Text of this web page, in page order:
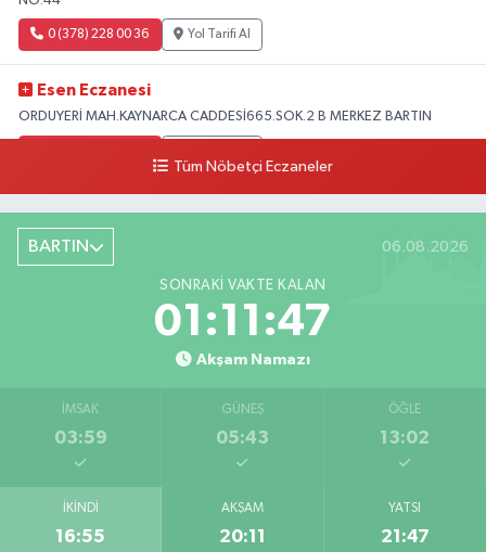
0 (378) 228 00 36 Yol Tarifi Al
Esen Eczanesi
ORDUYERİ MAH.KAYNARCA CADDESİ665.SOK.2 B MERKEZ BARTIN
Şiremirçavuş Mahallesi, Kırıkçı Zeliha Ana Sokak No:20 8 Merkez Bartın
0 (378) 227 85 45
Tüm Nöbetçi Eczaneler
BARTIN 06.08.2026
SONRAKI VAKTE KALAN
01:11:46
Akşam Namazı
İMSAK
03:59
GÜNEŞ
05:43
ÖĞLE
13:02
İKINDI
16:55
AKŞAM
20:11
YATSI
21:47